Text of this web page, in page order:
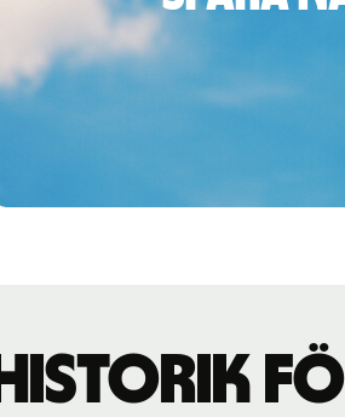
Historik